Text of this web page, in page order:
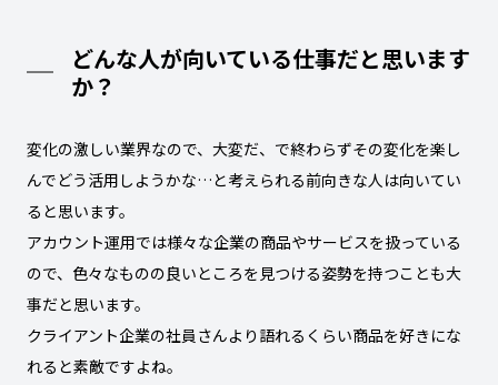
どんな人が向いている仕事だと思います
か？
変化の激しい業界なので、大変だ、で終わらずその変化を楽し
んでどう活用しようかな…と考えられる前向きな人は向いてい
ると思います。
アカウント運用では様々な企業の商品やサービスを扱っている
ので、色々なものの良いところを見つける姿勢を持つことも大
事だと思います。
クライアント企業の社員さんより語れるくらい商品を好きにな
れると素敵ですよね。